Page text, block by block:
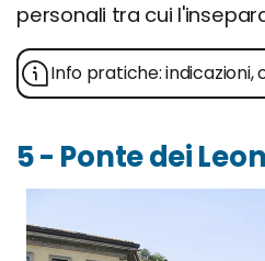
personali tra cui
Info pratiche: indicazioni,
5 - Ponte dei